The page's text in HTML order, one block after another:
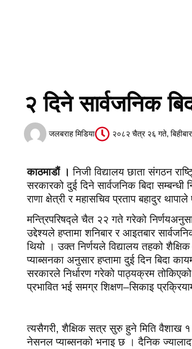
२ दिने सार्वजनिक
जलबराह मिडिया २०८२ चैत्र २६ गते, बिहीबार
काठमाडौं ।निजी विद्यालय छाता संगठन
सरकारको दुई दिने सार्वजनिक बिदा सम्बन्धी
राणा क्षेत्री र महासचिव प्रताप बहादुर
मन्त्रिपरिषद्ले चैत २२ गते गरेको
उद्देश्यले हप्तामा शनिबार र आइतबार
थियो । उक्त निर्णयले विद्यालय तहको
प्याब्सनका अनुसार हप्तामा दुई दिन बिदा
सरकारले निर्धारण गरेको पाठ्यक्रम
प्रभावित भई समग्र शिक्षण–सिकाइ
त्यसैगरी, शैक्षिक सत्र सुरु हुने मिति वैशाख १
नेसनल प्याब्सनको भनाइ छ । दैनिक